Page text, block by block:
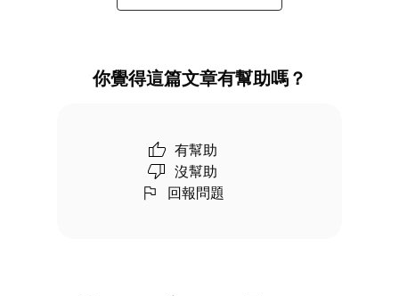
你覺得這篇文章有幫助嗎？
有幫助
沒幫助
回報問題